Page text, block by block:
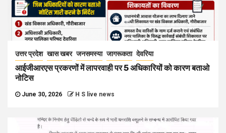
उत्तर प्रदेश खास खबर जनसमस्या जागरूकता देवरिया
आईजीआरएस प्रकरणों में लापरवाही पर 5 अधिकारियों को कारण बताओ
नोटिस
June 30, 2026 H S live news